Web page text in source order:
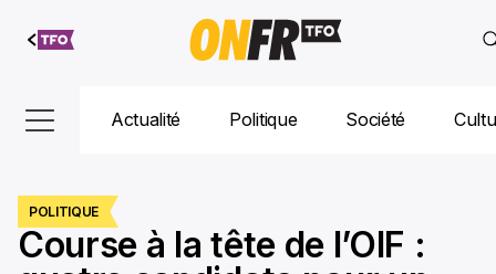
Aller au
contenu
Actualité Politique Société
POLITIQUE
Course à la tête de l’OIF :